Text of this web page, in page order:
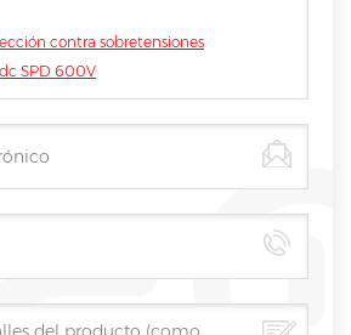
contra sobretensiones
SPD 600V